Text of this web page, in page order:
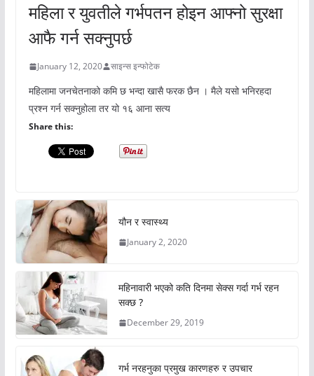
महिला र युवतीले गर्भपतन होइन आफ्नो सुरक्षा
आफै गर्न सक्नुपर्छ
January 12, 2020 साइन्स इन्फोटेक
महिलामा जनचेतनाको कमि छ भन्दा खासै फरक छैन । मैले यसो भनिरहदा
प्रश्न गर्न सक्नुहोला तर यो १६ आना सत्य
Share this:
यौन र स्वास्थ्य
January 2, 2020
महिनावारी भएको कति दिनमा सेक्स गर्दा गर्भ रहन
सक्छ ?
December 29, 2019
गर्भ नरहनुका प्रमुख कारणहरु र उपचार